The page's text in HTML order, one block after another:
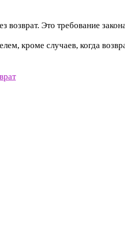
Это требование
кроме случаев, когда